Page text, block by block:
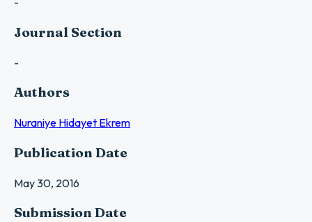
Journal Section
-
Authors
Nuraniye Hidayet Ekrem
Publication Date
May 30, 2016
Submission Date